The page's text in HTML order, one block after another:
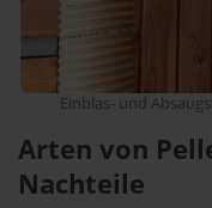
Einblas- und
Arten von
Nachteile